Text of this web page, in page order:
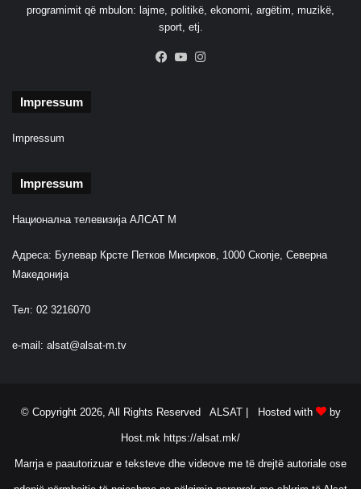
programimit që mbulon: lajme, politikë, ekonomi, argëtim, muzikë,
sport, etj.
Facebook
YouTube
Impressum
Impressum
Impressum
Национална телевизија АЛСАТ М
Адреса: Булевар Крсте Петков Мисирков, 1000 Скопје, Северна
Македонија
Тел: 02 3216070
e-mail: alsat@alsat-m.tv
© Copyright 2026, All Rights Reserved ALSAT | Hosted with by
Host.mk https://alsat.mk/
Marrja e paautorizuar e teksteve dhe videove me të drejtë autoriale ose